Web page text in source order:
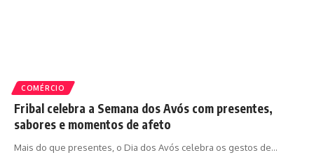
COMÉRCIO
Fribal celebra a Semana dos Avós com presentes,
sabores e momentos de afeto
Mais do que presentes, o Dia dos Avós celebra os gestos de…